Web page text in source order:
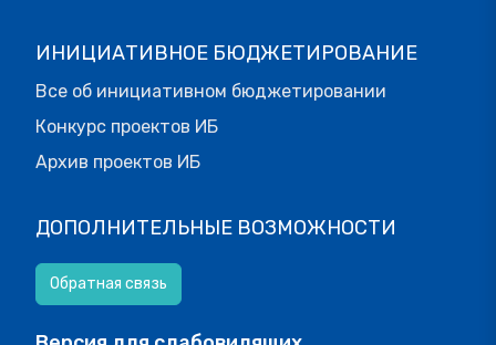
ИНИЦИАТИВНОЕ БЮДЖЕТИРОВАНИЕ
Все об инициативном бюджетировании
Конкурс проектов ИБ
Архив проектов ИБ
ДОПОЛНИТЕЛЬНЫЕ ВОЗМОЖНОСТИ
Обратная связь